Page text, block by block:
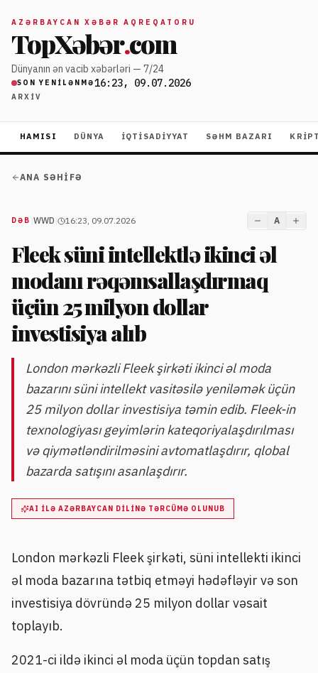
AZƏRBAYCAN XƏBƏR AQREQATORU
TopXəbər.com
Dünyanın ən vacib xəbərləri — 7/24
SON YENILƏNMƏ16:23, 09.07.2026
ARXIV
HAMISI DÜNYA İQTISADIYYAT SƏHM BAZARI
ANA SƏHIFƏ
DƏB WWD 16:23, 09.07.2026 A
Fleek süni intellektlə ikinci əl
modanı rəqəmsallaşdırmaq
üçün 25 milyon dollar
investisiya alıb
London mərkəzli Fleek şirkəti ikinci əl moda
bazarını süni intellekt vasitəsilə yeniləmək üçün
25 milyon dollar investisiya təmin edib. Fleek-in
texnologiyası geyimlərin kateqoriyalaşdırılması
və qiymətləndirilməsini avtomatlaşdırır, qlobal
bazarda satışını asanlaşdırır.
AI ILƏ AZƏRBAYCAN DILINƏ TƏRCÜMƏ OLUNUB
London mərkəzli Fleek şirkəti, süni intellekti ikinci
əl moda bazarına tətbiq etməyi hədəfləyir və son
investisiya dövründə 25 milyon dollar vəsait
toplayıb.
2021-ci ildə ikinci əl moda üçün topdan satış